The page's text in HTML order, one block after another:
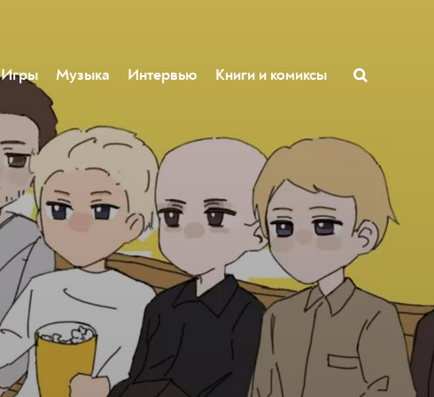
Игры Музыка Интервью Книги и комиксы